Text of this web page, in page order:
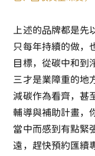
上述的品牌都是
只每年持續的做，
目標，從碳中和到
三才是業障重的地
減碳作為看齊，甚
輔導與補助計畫，
當中而感到有點緊
遠，趕快預約匯續